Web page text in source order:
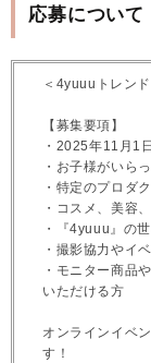
応募について
＜4yuuuトレン
【募集要項】
・2025年11月1
・お子様がいら
・特定のプロダ
・コスメ、美容
・『4yuuu』の
・撮影協力やイ
・モニター商品
いただける方
オンラインイベ
す！